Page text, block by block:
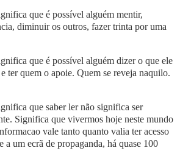
que é possível alguém mentir,
diminuir os outros, fazer trinta por uma
que é possível alguém dizer o que ele
ter quem o apoie. Quem se reveja naquilo.
que saber ler não significa ser
Significa que vivermos hoje neste mundo
vale tanto quanto valia ter acesso
a um ecrã de propaganda, há quase 100